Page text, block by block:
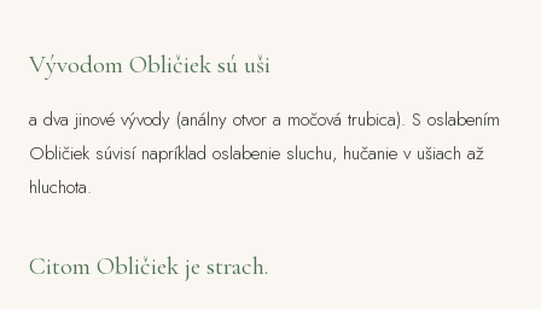
Vývodom Obličiek sú uši
a dva jinové vývody (análny otvor a močová trubica). S oslabením
Obličiek súvisí napríklad oslabenie sluchu, hučanie v ušiach až
hluchota.
Citom Obličiek je strach.